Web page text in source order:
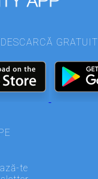
DESCARCĂ GRATUIT
te